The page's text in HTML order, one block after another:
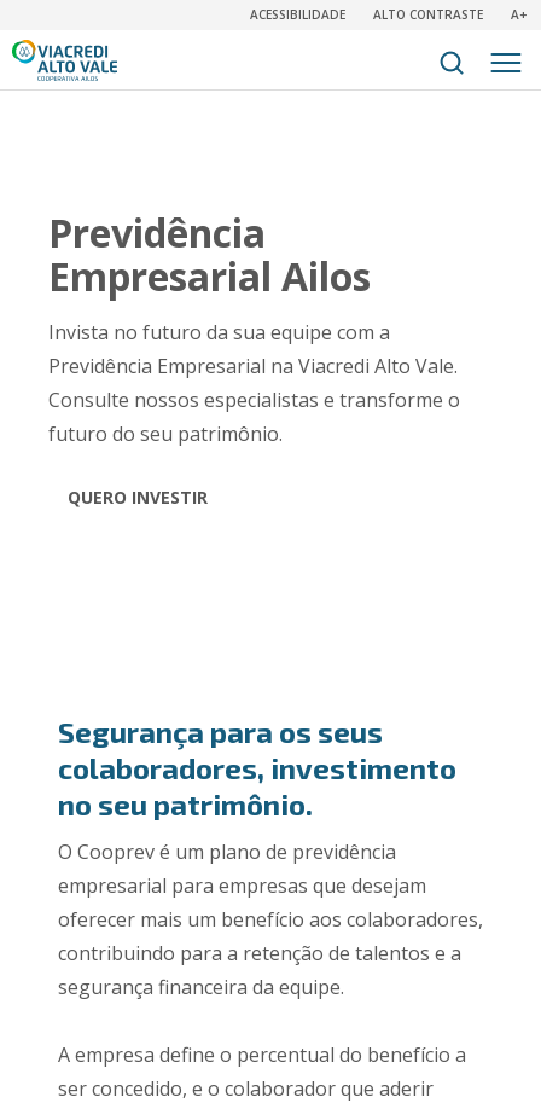
ACESSIBILIDADE ALTO CONTRASTE A+
Previdência
Empresarial Ailos
Invista no futuro da sua equipe com a
Previdência Empresarial na Viacredi Alto Vale.
Consulte nossos especialistas e transforme o
futuro do seu patrimônio.
QUERO INVESTIR
Segurança para os seus
colaboradores, investimento
no seu patrimônio.
O Cooprev é um plano de previdência
empresarial para empresas que desejam
oferecer mais um benefício aos colaboradores,
contribuindo para a retenção de talentos e a
segurança financeira da equipe.
A empresa define o percentual do benefício a
ser concedido, e o colaborador que aderir